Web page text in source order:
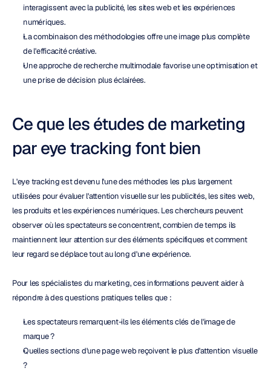
interagissent avec la publicité, les sites web et les expériences
numériques.
La combinaison des méthodologies offre une image plus complète
de l'efficacité créative.
Une approche de recherche multimodale favorise une optimisation et
une prise de décision plus éclairées.
Ce que les études de marketing
par eye tracking font bien
L'eye tracking est devenu l'une des méthodes les plus largement
utilisées pour évaluer l'attention visuelle sur les publicités, les sites web,
les produits et les expériences numériques. Les chercheurs peuvent
observer où les spectateurs se concentrent, combien de temps ils
maintiennent leur attention sur des éléments spécifiques et comment
leur regard se déplace tout au long d'une expérience.
Pour les spécialistes du marketing, ces informations peuvent aider à
répondre à des questions pratiques telles que :
Les spectateurs remarquent-ils les éléments clés de l'image de
marque ?
Quelles sections d'une page web reçoivent le plus d'attention visuelle
?